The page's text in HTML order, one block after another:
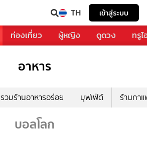
TH เข้าสู่ระบบ
ท่องเที่ยว ผู้หญิง ดูดวง ทรู
อาหาร
รวมร้านอาหารอร่อย บุฟเฟ่ต์ ร้านกา
บอลโลก